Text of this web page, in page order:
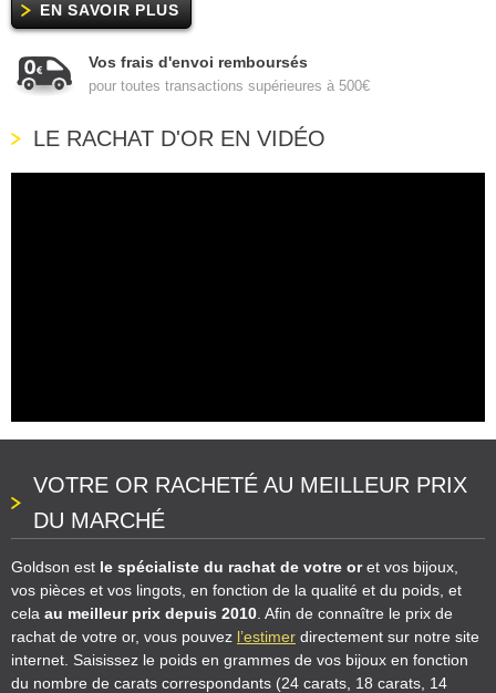
EN SAVOIR PLUS
Vos frais d'envoi remboursés
pour toutes transactions supérieures à 500€
LE RACHAT D'OR EN VIDÉO
VOTRE OR RACHETÉ AU MEILLEUR PRIX
DU MARCHÉ
Goldson est le spécialiste du rachat de votre oret vos bijoux,
vos pièces et vos lingots, en fonction de la qualité et du poids, et
cela au meilleur prix depuis 2010 . Afin de connaître le prix de
rachat de votre or, vous pouvez l’estimer directement sur notre site
internet. Saisissez le poids en grammes de vos bijoux en fonction
du nombre de carats correspondants (24 carats, 18 carats, 14